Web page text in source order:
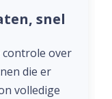
De logo-
met